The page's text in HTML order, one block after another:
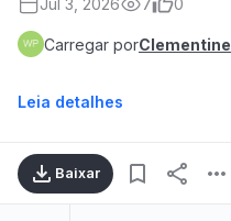
Jul 3, 2026 7 0
Carregar porClementine
Leia detalhes
Baixar